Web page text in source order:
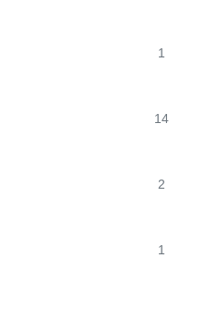
1
14
2
1